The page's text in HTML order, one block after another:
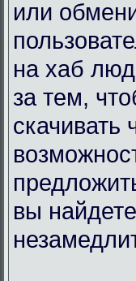
или
на хаб
за тем,
скачивать
вы